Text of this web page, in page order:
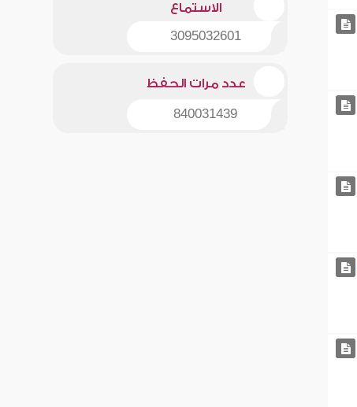
الاستماع
3095032601
عدد مرات الحفظ
840031439